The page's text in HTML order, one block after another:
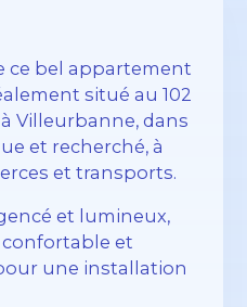
ce bel appartement
situé au 102
Villeurbanne, dans
et recherché, à
et transports.
et lumineux,
confortable et
une installation